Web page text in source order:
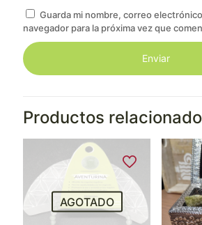
Guarda mi nombre, correo
navegador para la próxima vez que
Productos
AGOTADO